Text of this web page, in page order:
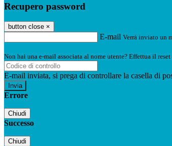
Recupero password
button close ×
E-mail Verrà inviato un
Non hai una e-mail associata al nome utente? Effettua il
E-mail inviata, si prega di controllare la casella di
Errore
Chiudi
Successo
Chiudi